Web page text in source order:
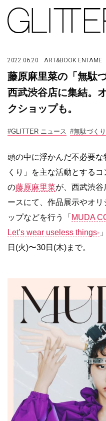
2022.06.20 ART&BOOK ENTAME
藤原麻里菜の「無駄
西武渋谷店に集結。
クショップも。
#GLITTER ニュース #無駄づくり
頭の中に浮かんだ不必要
くり」を主な活動とする
の藤原麻里菜が、西武渋
ースにて、作品展示やオ
ップなどを行う「 MUDA
Let’s wear useless things-
日(火)〜30日(木)まで。